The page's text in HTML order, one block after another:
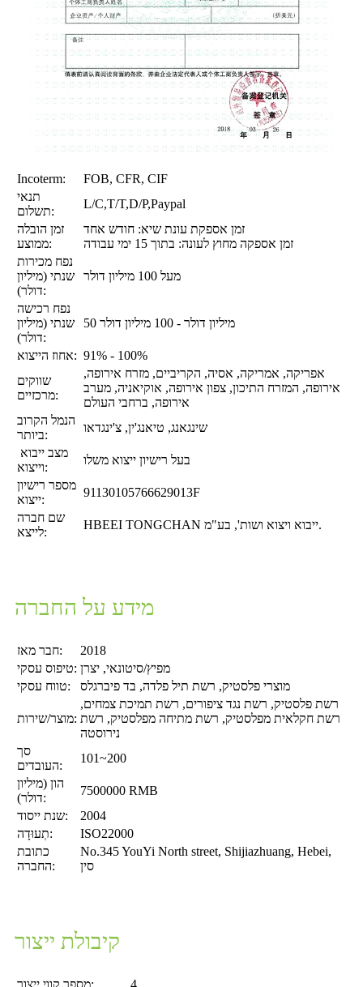
Incoterm:
FOB, CFR, CIF
תנאי
תשלום:
L/C,T/T,D/P,Paypal
זמן הובלה
ממוצע:
זמן אספקת עונת שיא: חודש אחד
זמן אספקה ​​מחוץ לעונה: בתוך 15 ימי עבודה
נפח מכירות
שנתי (מיליון
דולר):
מעל 100 מיליון דולר
נפח רכישה
שנתי (מיליון
דולר):
50 מיליון דולר - 100 מיליון דולר
אחוז הייצוא: 91% - 100%
שווקים
מרכזיים:
אפריקה, אמריקה, אסיה, הקריביים, מזרח אירופה,
אירופה, המזרח התיכון, צפון אירופה, אוקיאניה, מערב
אירופה, ברחבי העולם
הנמל הקרוב
ביותר:
שינגאנג, טיאנג'ין, צ'ינגדאו
מצב ייבוא ​​
וייצוא:
בעל רישיון ייצוא משלו
מספר רישיון
ייצוא:
91130105766629013F
שם חברה
לייצא:
HBEEI TONGCHAN ייבוא ​​ויצוא ושות', בע"מ.
מידע על החברה
חבר מאז:
2018
טיפוס עסקי: מפיץ/סיטונאי, יצרן
טווח עסקי:
מוצרי פלסטיק, רשת תיל פלדה, בד פיברגלס
מוצר/שירות:
רשת פלסטיק, רשת נגד ציפורים, רשת תמיכת צמחים,
רשת חקלאית מפלסטיק, רשת מתיחה מפלסטיק, רשת
נירוסטה
סך
העובדים:
101~200
הון (מיליון
דולר):
7500000 RMB
שנת ייסוד:
2004
תְעוּדָה:
ISO22000
כתובת
החברה:
No.345 YouYi North street, Shijiazhuang, Hebei,
סין
קיבולת ייצור
מספר קווי ייצור: 4